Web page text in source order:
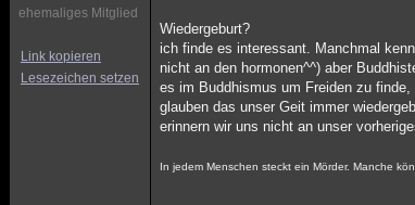
ehemaliges Mitglied
Link kopieren
Lesezeichen setzen
Wiedergeburt?
ich finde es interessant. Manchmal
nicht an den hormonen^^) aber
es im Buddhismus um Freiden zu
glauben das unser Geit immer
erinnern wir uns nicht an unser
In jedem Menschen steckt ein Mörder. Manche